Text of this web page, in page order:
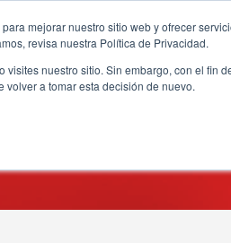
mejorar nuestro sitio web y ofrecer
revisa nuestra Política de Privacidad.
nuestro sitio. Sin embargo, con el fin
a tomar esta decisión de nuevo.